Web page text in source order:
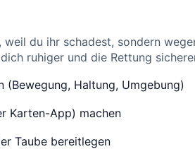
du ihr schadest, sondern
ruhiger und die Rettung
(Bewegung, Haltung, Umgebung)
Karten-App) machen
Taube bereitlegen